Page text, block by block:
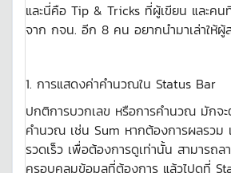
และนี่คือ Tip & Tricks ที่ผู้เขียน และคน
จาก กจน. อีก 8 คน อยากนำมาเล่าให้ผู้
1. การแสดงค่าคำนวณใน Status Bar
ปกติการบวกเลข หรือการคำนวณ มักจะ
คำนวณ เช่น Sum หากต้องการผลรวม
รวดเร็ว เพื่อต้องการดูเท่านั้น สามารถ
ครอบคลุมข้อมูลที่ต้องการ แล้วไปดูที่